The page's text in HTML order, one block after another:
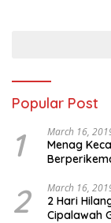
Popular Post
1 March 16,
Menag
2 March 16,
2 Hari
Cipalawah